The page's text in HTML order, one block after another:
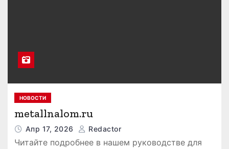
НОВОСТИ
metallnalom.ru
Апр 17, 2026 Redactor
Читайте подробнее в нашем руководстве для